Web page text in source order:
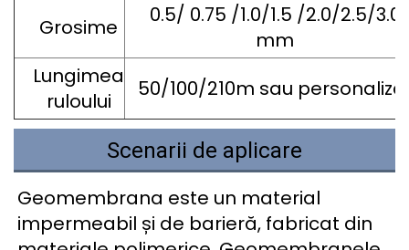
Grosime
0.5/ 0.75 /1.0/1.5 /2.0/2.5/3.0
mm
Lungimea
ruloului
50/100/210m sau
Scenarii de aplicare
Geomembrana este un material
impermeabil și de barieră, fabricat din